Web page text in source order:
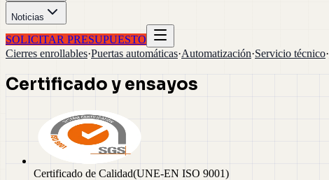
Noticias
SOLICITAR PRESUPUESTO
Cierres enrollables·Puertas automáticas·Automatización·Servicio técnico·
Certificado y ensayos
Certificado de Calidad(UNE-EN ISO 9001)